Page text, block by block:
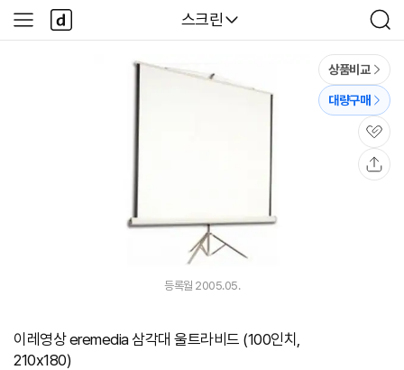
다나와
스크린
검
색
사
이
다
나
와
상품비교
대량구매
관
심
등록월 2005.05.
이레영상 eremedia 삼각대 울트라비드 (100인치,
210x180)